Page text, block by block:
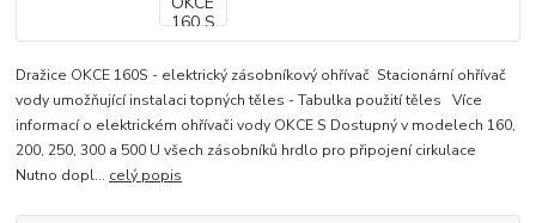
Dražice OKCE 160S - elektrický zásobníkový ohřívač Stacionární ohřívač
vody umožňující instalaci topných těles - Tabulka použití těles Více
informací o elektrickém ohřívači vody OKCE S Dostupný v modelech 160,
200, 250, 300 a 500 U všech zásobníků hrdlo pro připojení cirkulace
Nutno dopl... celý popis